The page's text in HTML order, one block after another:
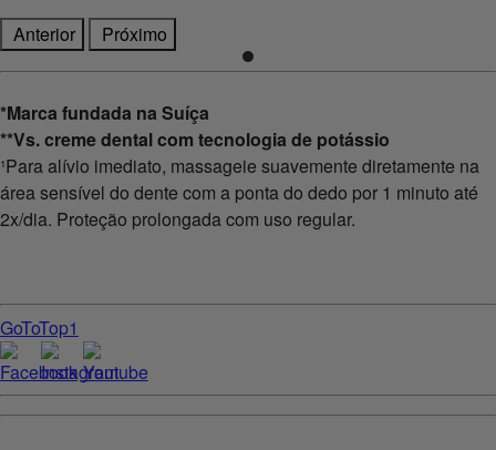
Anterior
Próximo
*Marca fundada na Suíça
**Vs. creme dental com tecnologia de potássio
¹Para alívio imediato, massageie suavemente diretamente na
área sensível do dente com a ponta do dedo por 1 minuto até
2x/dia. Proteção prolongada com uso regular.
GoToTop1